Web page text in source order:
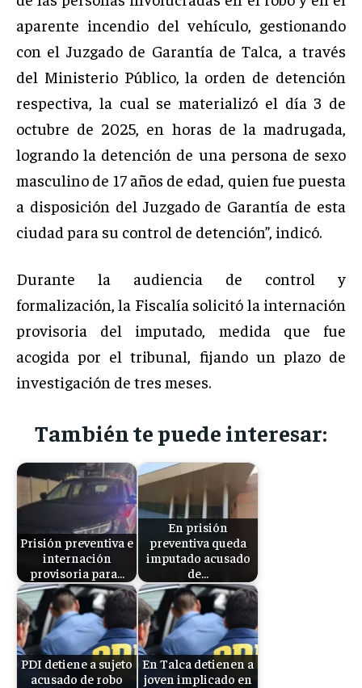
aparente incendio del vehículo, gestionando
con el Juzgado de Garantía de Talca, a través
del Ministerio Público, la orden de detención
respectiva, la cual se materializó el día 3 de
octubre de 2025, en horas de la madrugada,
logrando la detención de una persona de sexo
masculino de 17 años de edad, quien fue puesta
a disposición del Juzgado de Garantía de esta
ciudad para su control de detención”, indicó.
Durante la audiencia de control y
formalización, la Fiscalía solicitó la internación
provisoria del imputado, medida que fue
acogida por el tribunal, fijando un plazo de
investigación de tres meses.
También te puede interesar:
Prisión preventiva e
internación
provisoria para…
En prisión
preventiva queda
imputado acusado
de…
PDI detiene a sujeto
acusado de robo
En Talca detienen a
joven implicado en